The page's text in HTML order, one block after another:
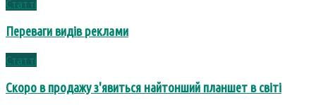
Статті
Переваги видів реклами
Статті
Скоро в продажу з'явиться найтонший планшет в світі